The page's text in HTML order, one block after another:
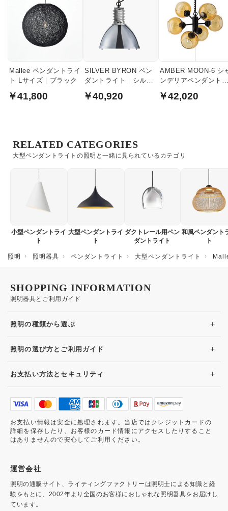
Mallee ペンダントライ
ト Lサイズ｜ブラック
￥41,800
SILVER BYRON ペン
ダントライト｜シルバ
￥40,920
AMBER MOON-6 シ
ンデリアペンダント
￥42,020
大型ペンダントライトの照明と一緒に見られているカテゴリ
RELATED CATEGORIES
小型ペンダントライ
ト
大型ペンダントライ
ト
ダクトレール用ペン
ダントライト
和風ペンダント
ト
照明 照明器具 ペンダントライト 大型ペンダントライト
照明器具とご利用ガイド
SHOPPING INFORMATION
照明の種類から選ぶ +
照明の選び方とご利用ガイド +
お支払い方法とセキュリティ +
お支払い情報は安全に処理されます。当店ではクレジットカードの
詳細を保存したり、お客様のカード情報にアクセスしたりすること
はありませんので安心してご利用ください。
運営会社
照明の通販サイト、ライティングファクトリーは照明士による知識と経
験をもとに、2002年より全国のお客様におしゃれな照明器具をお届けし
ています。